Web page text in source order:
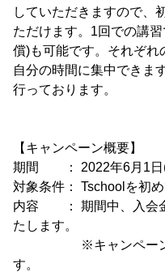
していただきますので、
ただけます。1回での講
償)も可能です。それぞ
自分の時間に集中できま
行っております。
【キャンペーン概要】
期間 ： 2022年6月1日(
対象条件： Tschoolを初
内容 ： 期間中、入会金
たします。
※キャンペーン適
す。